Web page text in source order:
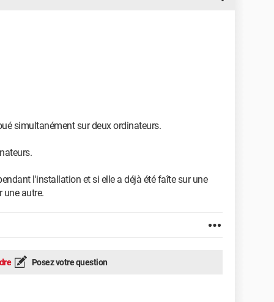
simultanément sur deux ordinateurs.
l'installation et si elle a déjà été faîte sur une
une autre.
Posez votre question